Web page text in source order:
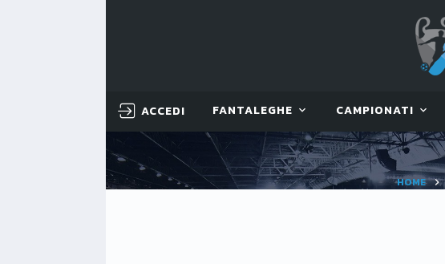
ACCEDI FANTALEGHE CAMPIONATI
HOME